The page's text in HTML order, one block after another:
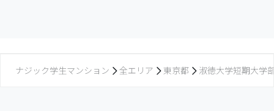
ナジック学生マンション 全エリア 東京都 淑徳大学短期大学